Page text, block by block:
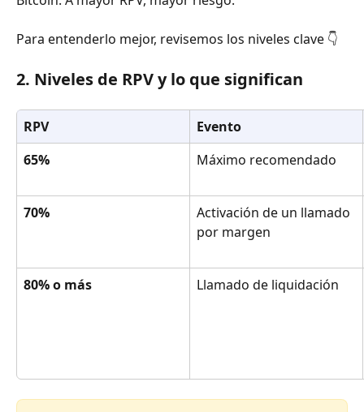
Para entenderlo mejor, revisemos los niveles clave 👇
2. Niveles de RPV y lo que significan
RPV
Evento
65%
Máximo recomendado
70%
Activación de un llamado
por margen
80% o más Llamado de liquidación